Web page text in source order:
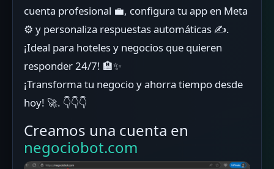
cuenta profesional 💼, configura tu app en Meta
⚙️ y personaliza respuestas automáticas ✍️.
¡Ideal para hoteles y negocios que quieren
responder 24/7! 🏨✨
¡Transforma tu negocio y ahorra tiempo desde
hoy! 🚀. 👇👇👇
Creamos una cuenta en
negociobot.com